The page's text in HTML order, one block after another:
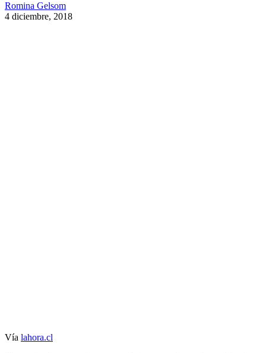
Romina Gelsom
4 diciembre, 2018
Vía lahora.cl